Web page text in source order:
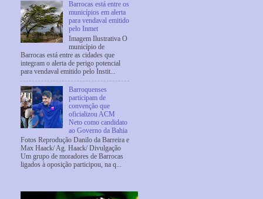
Barrocas está entre os
municípios em alerta
para vendaval emitido
pelo Inmet
Imagem Ilustrativa O
município de
Barrocas está entre as cidades que
integram o alerta de perigo potencial
para vendaval emitido pelo Instit...
Barroquenses
participam de
convenção que
oficializou ACM
Neto como candidato
ao Governo da Bahia
Fotos Reprodução Danilo da Barreira e
Max Haack/ Ag. Haack/ Divulgação
Um grupo de moradores de Barrocas
ligados à oposição participou, na q...